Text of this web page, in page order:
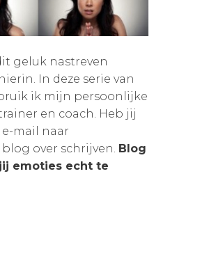
geluk nastreven
In deze serie van
ik mijn persoonlijke
en coach. Heb jij
mail naar
over schrijven. Blog
emoties echt te